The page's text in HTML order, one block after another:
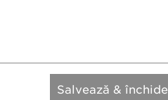
44
27
Salvează & închide